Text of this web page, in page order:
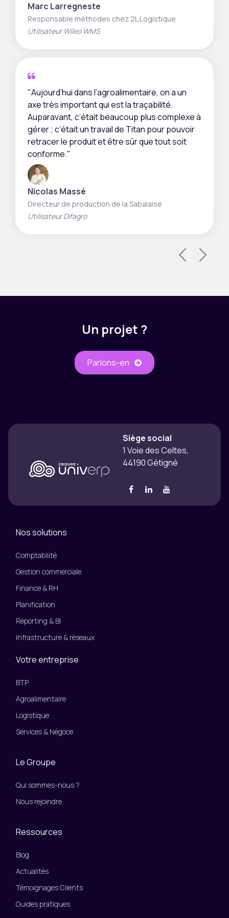
Marc Larregneste
Responsable méthodes chez 2L Logistique
Utilisateur Wileo WMS
"Aujourd’hui dans l’agroalimentaire, on a un
axe très important qui est la traçabilité.
Auparavant, c’était beaucoup plus complexe à
gérer ; c’était un travail de Titan pour pouvoir
retracer le produit et être sûr que tout soit
conforme."
Nicolas Massé
Directeur de production de la Sabalaise
Utilisateur Difagro
Un projet ?
Parlons-​​en
Siège social
1 Voie des Celtes,
44190 Gétigné
Nos solutions
Comptabilité
Gestion commerciale
Finance & RH
Planification
Reporting & BI
Infrastructure & réseaux
Votre entreprise
BTP
Agroalimentaire
Logistique
Services & Négoce
Le Groupe
Qui sommes-nous ?
Nous rejoindre
Ressources
Blog
Actualités
Témoignages Clients
Guides pratiques